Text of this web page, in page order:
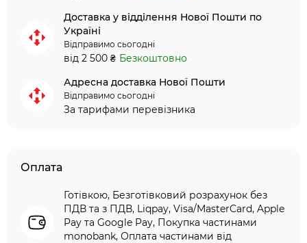
Доставка у відділення Нової Пошти по
Україні
Відправимо сьогодні
від 2 500 ₴ Безкоштовно
Адресна доставка Нової Пошти
Відправимо сьогодні
За тарифами перевізника
Оплата
Готівкою, Безготівковий розрахунок без
ПДВ та з ПДВ, Liqpay, Visa/MasterCard, Apple
Pay та Google Pay, Покупка частинами
monobank, Оплата частинами від